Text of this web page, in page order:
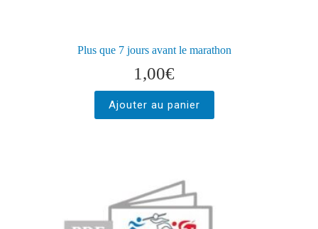
Plus que 7 jours avant le marathon
1,00€
Ajouter au panier